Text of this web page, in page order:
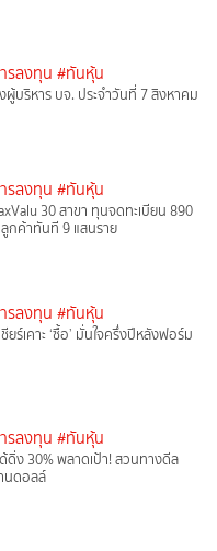
รลงทุน #ทันหุ้น
บริหาร บจ. ประจำวันที่ 7 สิงหาคม
รลงทุน #ทันหุ้น
30 สาขา ทุนจดทะเบียน 890
กค้าทันที 9 แสนราย
รลงทุน #ทันหุ้น
ยร์เคาะ ‘ซื้อ’ มั่นใจครึ่งปีหลังฟอร์ม
รลงทุน #ทันหุ้น
ด้ดิ่ง 30% พลาดเป้า! สวนทางดีล
นดอลล์